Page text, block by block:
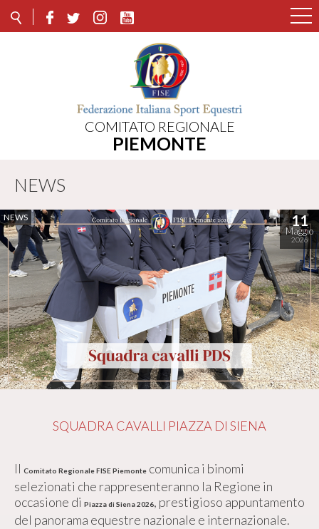
COMITATO REGIONALE
PIEMONTE
NEWS
NEWS 11
Maggio
2026
SQUADRA CAVALLI PIAZZA DI SIENA
Il Comitato Regionale FISE Piemonte comunica i binomi
selezionati che rappresenteranno la Regione in
occasione di Piazza di Siena 2026, prestigioso appuntamento
del panorama equestre nazionale e internazionale.